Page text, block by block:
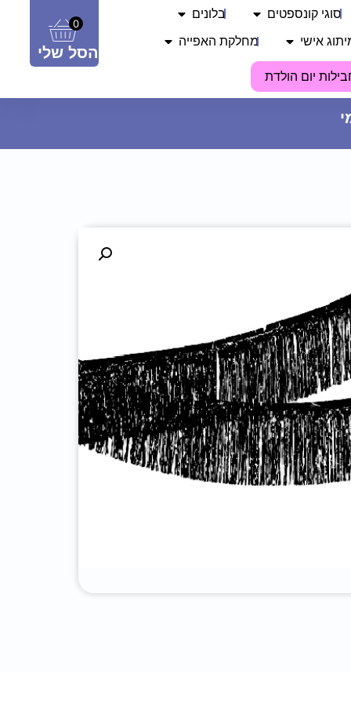
כוסות נייר - גיים און
0
הסל שלי
סוגי קונספטים בלונים
אישי מחלקת האפייה
יום הולדת